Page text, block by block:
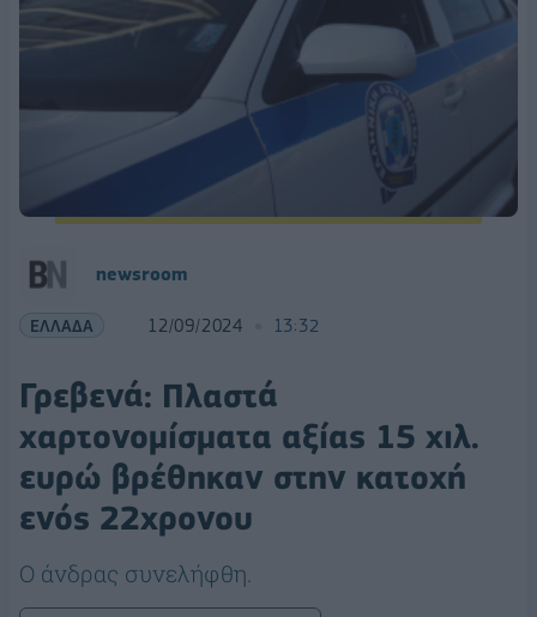
newsroom
ΕΛΛΑΔΑ 12/09/2024 13:32
Γρεβενά: Πλαστά
χαρτονομίσματα αξίας 15 χιλ.
ευρώ βρέθηκαν στην κατοχή
ενός 22χρονου
Ο άνδρας συνελήφθη.